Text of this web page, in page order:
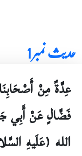
حدیث نمبر 1
عِدَّةٌ مِنْ
فَضَّالٍ عَنْ أَبِي
الله (عَلَيهِ